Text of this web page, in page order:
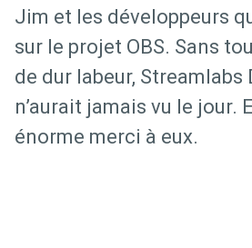
Jim et les développeurs
sur le projet OBS. Sans
de dur labeur, Streamlabs
n’aurait jamais vu le jour.
énorme merci à eux.